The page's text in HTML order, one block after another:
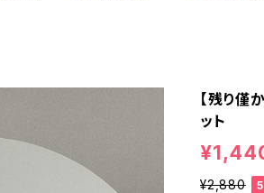
【残り
ット
¥2,880